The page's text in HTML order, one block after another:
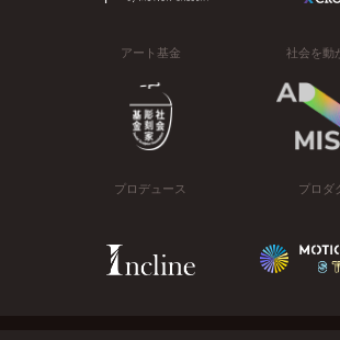
アート基金 社会を動
プロデュース プロダ